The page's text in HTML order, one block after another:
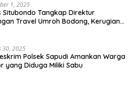
1, 2025
Situbondo Tangkap Direktur
Travel Umroh Bodong, Kerugian
30, 2025
Polsek Sapudi Amankan Warga
yang Diduga Miliki Sabu